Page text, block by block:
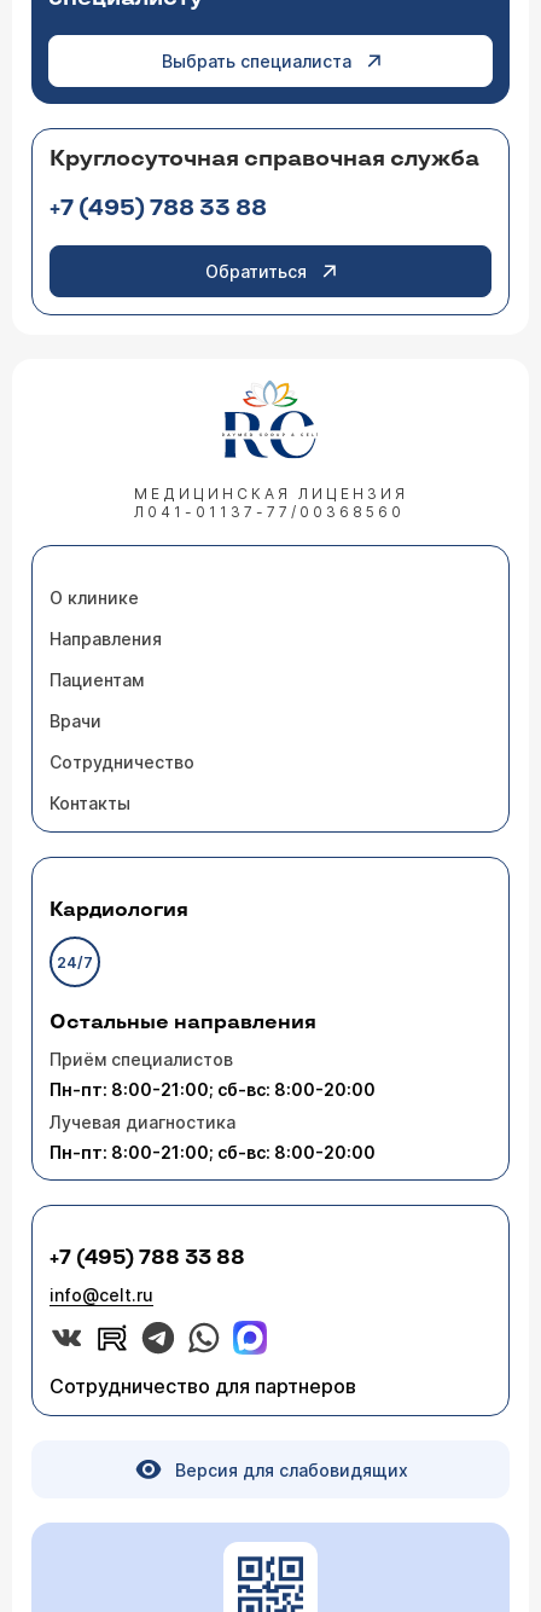
Выбрать специалиста
Круглосуточная справочная служба
+7 (495) 788 33 88
Обратиться
МЕДИЦИНСКАЯ ЛИЦЕНЗИЯ
Л041-01137-77/00368560
О клинике
Направления
Пациентам
Врачи
Сотрудничество
Контакты
Кардиология
24/7
Остальные направления
Приём специалистов
Пн-пт: 8:00-21:00; сб-вс: 8:00-20:00
Лучевая диагностика
Пн-пт: 8:00-21:00; сб-вс: 8:00-20:00
+7 (495) 788 33 88
info@celt.ru
Сотрудничество для партнеров
Версия для слабовидящих